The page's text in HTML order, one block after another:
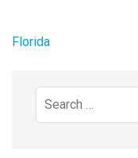
Bejegyzés
Florida
Search
for: